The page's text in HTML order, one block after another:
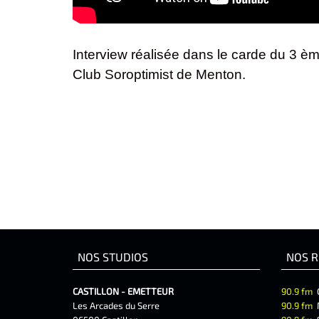
Interview réalisée dans le carde du 3
Club Soroptimist de Menton.
NOS STUDIOS
CASTILLON - EMETTEUR
Les Arcades du Serre
NOS
90.9 fm
90.9 fm